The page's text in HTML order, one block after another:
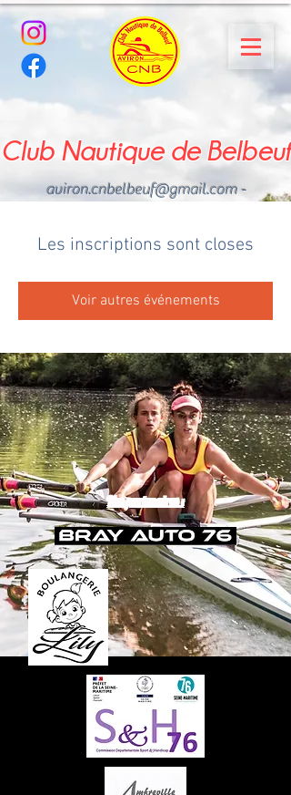
Club Nautique de Belbeuf
aviron.cnbelbeuf@gmail.com-
Les inscriptions sont closes
Voir autres événements
Nos partenaires :